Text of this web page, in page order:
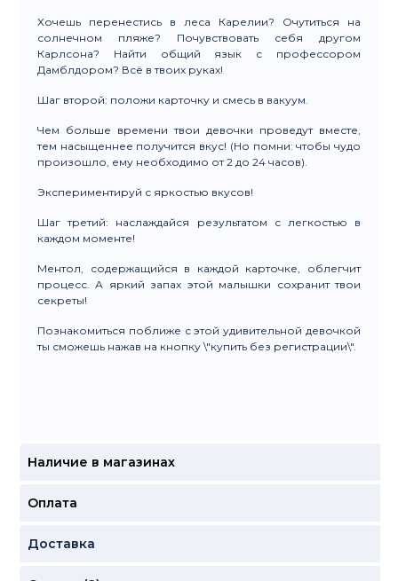
Хочешь перенестись в леса Карелии? Очутиться на
солнечном пляже? Почувствовать себя другом
Карлсона? Найти общий язык с профессором
Дамблдором? Всё в твоих руках!
Шаг второй: положи карточку и смесь в вакуум.
Чем больше времени твои девочки проведут вместе,
тем насыщеннее получится вкус! (Но помни: чтобы чудо
произошло, ему необходимо от 2 до 24 часов).
Экспериментируй с яркостью вкусов!
Шаг третий: наслаждайся результатом с легкостью в
каждом моменте!
Ментол, содержащийся в каждой карточке, облегчит
процесс. А яркий запах этой малышки сохранит твои
секреты!
Познакомиться поближе с этой удивительной девочкой
ты сможешь нажав на кнопку \"купить без регистрации\".
Наличие в магазинах
Оплата
Доставка